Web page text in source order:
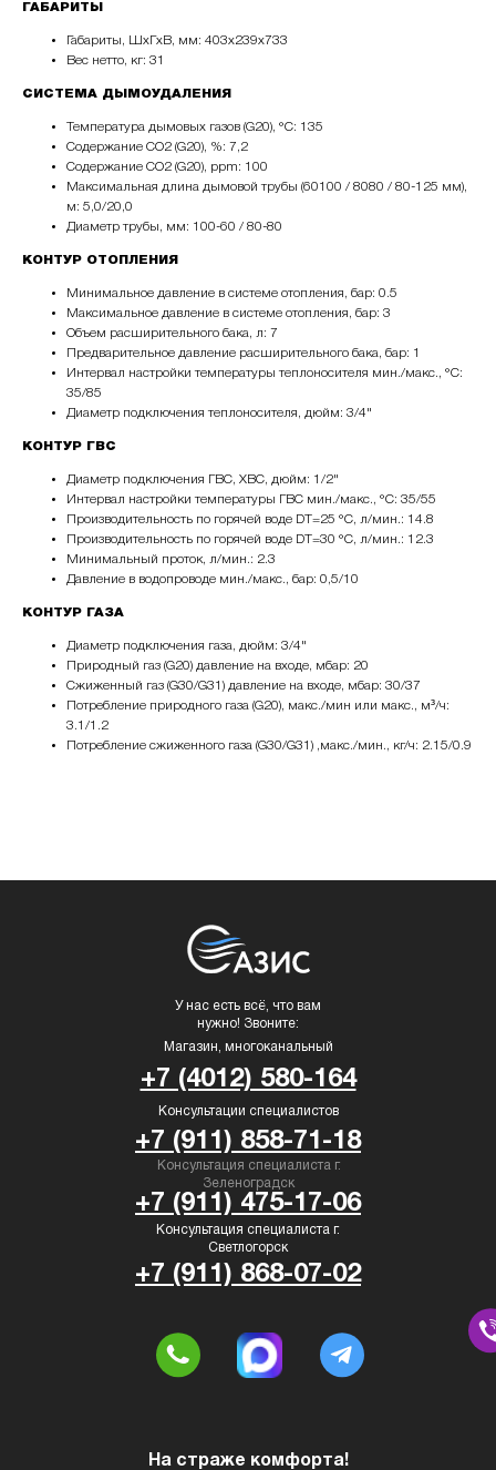
ГАБАРИТЫ
Габариты, ШхГхВ, мм: 403х239х733
Вес нетто, кг: 31
СИСТЕМА ДЫМОУДАЛЕНИЯ
Температура дымовых газов (G20), °С: 135
Содержание СО2 (G20), %: 7,2
Содержание СО2 (G20), ppm: 100
Максимальная длина дымовой трубы (60­100 / 80­80 / 80-125 мм),
м: 5,0/20,0
Диаметр трубы, мм: 100-60 / 80-80
КОНТУР ОТОПЛЕНИЯ
Минимальное давление в системе отопления, бар: 0.5
Максимальное давление в системе отопления, бар: 3
Объем расширительного бака, л: 7
Предварительное давление расширительного бака, бар: 1
Интервал настройки температуры теплоносителя мин./макс., °С:
35/85
Диаметр подключения теплоносителя, дюйм: 3/4"
КОНТУР ГВС
Диаметр подключения ГВС, ХВС, дюйм: 1/2"
Интервал настройки температуры ГВС мин./макс., °С: 35/55
Производительность по горячей воде DT=25 °C, л/мин.: 14.8
Производительность по горячей воде DT=30 °C, л/мин.: 12.3
Минимальный проток, л/мин.: 2.3
Давление в водопроводе мин./макс., бар: 0,5/10
КОНТУР ГАЗА
Диаметр подключения газа, дюйм: 3/4"
Природный газ (G20) давление на входе, мбар: 20
Сжиженный газ (G30/G31) давление на входе, мбар: 30/37
Потребление природного газа (G20), макс./мин или макс., м³/ч:
3.1/1.2
Потребление сжиженного газа (G30/G31) ,макс./мин., кг/ч: 2.15/0.9
У нас есть всё, что вам
нужно! Звоните:
На страже комфорта!
Магазин, многоканальный
Консультация специалиста г.
Светлогорск
Консультация специалиста г.
Зеленоградск
Консультации специалистов
+7 (911) 858-71-18
+7 (911) 475-17-06
+7 (911) 868-07-02
+7 (4012) 580-164